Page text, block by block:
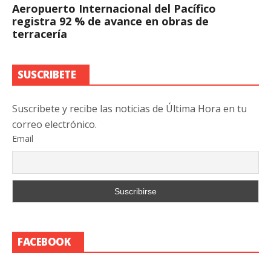
Aeropuerto Internacional del Pacífico
registra 92 % de avance en obras de
terracería
SUSCRIBETE
Suscribete y recibe las noticias de Última Hora en tu
correo electrónico.
Email
FACEBOOK